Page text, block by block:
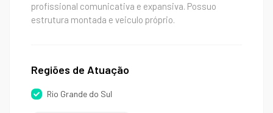
profissional comunicativa e expansiva. Possuo
estrutura montada e veiculo próprio.
Regiões de Atuação
Rio Grande do Sul